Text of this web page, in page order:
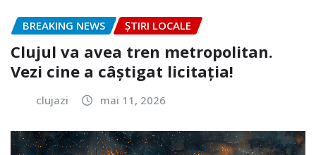
BREAKING NEWS ȘTIRI LOCALE
Clujul va avea tren metropolitan.
Vezi cine a câștigat licitația!
clujazi mai 11, 2026